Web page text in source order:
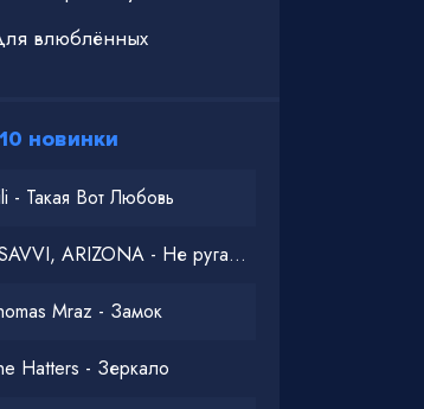
влюблённых
новинки
- Такая Вот Любовь
ASAVVI, ARIZONA - Не ругайся
Mraz - Замок
Hatters - Зеркало